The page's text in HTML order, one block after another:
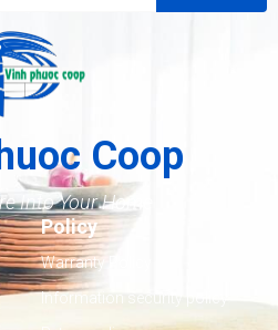
Coop
Into Your Home
Policy
Warranty Policy
Information security policy